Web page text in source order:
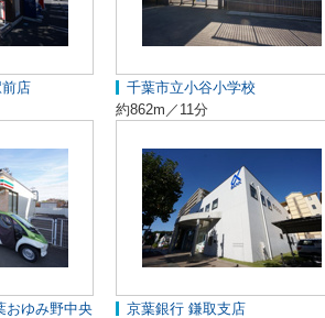
店
千葉市立小谷小学校
約862m／11分
おゆみ野中央
京葉銀行 鎌取支店